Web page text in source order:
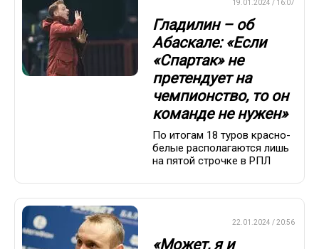
19.01.2024 / 16:07
Гладилин – об
Абаскале: «Если
«Спартак» не
претендует на
чемпионство, то он
команде не нужен»
По итогам 18 туров красно-
белые располагаются лишь
на пятой строчке в РПЛ
22.01.2024 / 20:56
«Может, я и